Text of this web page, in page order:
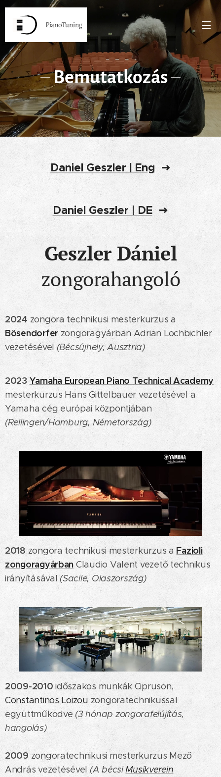
PianoTuning
Bemutatkozás
Daniel Geszler | Eng
Daniel Geszler | DE
Geszler Dániel
zongorahangoló
2024 zongora technikusi mesterkurzus a
Bösendorfer zongoragyárban Adrian Lochbichler
vezetésével (Bécsújhely, Ausztria)
2023Yamaha European Piano Technical Academy
mesterkurzus Hans Gittelbauer vezetésével a
Yamaha cég európai központjában
(Rellingen/Hamburg, Németország)
2018zongora technikusi mesterkurzus a Fazioli
zongoragyárban Claudio Valent vezető technikus
irányításával(Sacile, Olaszország)
2009-2010 időszakos munkák Cipruson,
Constantinos Loizou zongoratechnikussal
együttműködve (3 hónap zongorafelújítás,
hangolás)
2009 zongoratechnikusi mesterkurzus Mező
András vezetésével(A bécsiMusikverein